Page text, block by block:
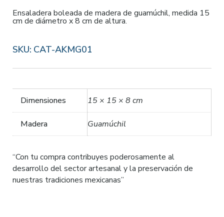
Ensaladera boleada de madera de guamúchil, medida 15
cm de diámetro x 8 cm de altura.
SKU: CAT-AKMG01
Dimensiones 15 × 15 × 8 cm
Madera Guamúchil
“Con tu compra contribuyes poderosamente al
desarrollo del sector artesanal y la preservación de
nuestras tradiciones mexicanas”